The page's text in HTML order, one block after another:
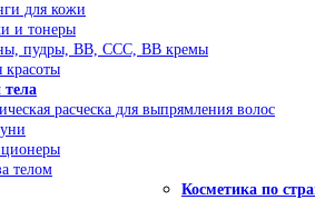
для кожи
и тонеры
пудры, ВВ, ССС, ВВ кремы
расческа для выпрямления волос
телом
Косметика по